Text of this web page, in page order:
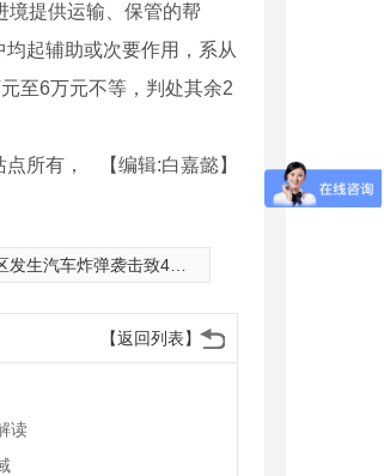
提供运输、保管的帮
起辅助或次要作用，系从
至6万元不等，判处其余2
【编辑:白嘉懿】
所有，
汽车炸弹袭击致4死20伤
【返回列表】
读